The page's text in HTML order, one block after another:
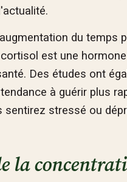
du temps
est une
Des études ont
à guérir plus
stressé ou
la